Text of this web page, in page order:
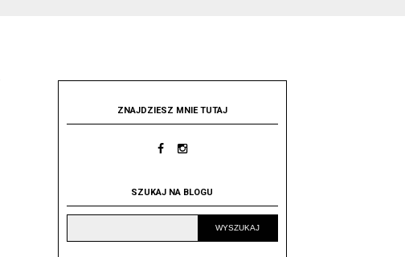
ZNAJDZIESZ MNIE TUTAJ
SZUKAJ NA BLOGU